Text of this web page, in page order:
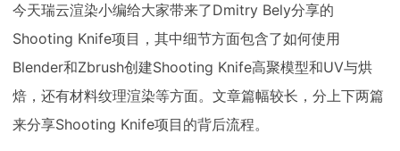
AI视频插帧
AI视频插帧
AI视频插帧
AI视频插帧
AI视频插帧
AI视频插帧
Blender 云渲染方案
Maya AI渲染方案
Blender 云渲染方案
Maya AI渲染方案
Blender 云渲染方案
Maya AI渲染方案
Blender 云渲染方案
Maya AI渲染方案
Blender 云渲染方案
Maya AI渲染方案
Blender 云渲染方案
Maya AI渲染方案
价格
效果图价格
云制作价格
效果图价格
云制作价格
效果图价格
云制作价格
效果图价格
云制作价格
效果图价格
云制作价格
效果图价格
云制作价格
案例
资讯&赛事
新闻资讯
渲染百科
渲染大赛
新闻资讯
渲染百科
渲染大赛
新闻资讯
渲染百科
渲染大赛
新闻资讯
渲染百科
渲染大赛
新闻资讯
渲染百科
渲染大赛
新闻资讯
渲染百科
渲染大赛
云渲染优惠攻略
云渲染优惠攻略
云渲染优惠攻略
云渲染优惠攻略
云渲染优惠攻略
云渲染优惠攻略
今天瑞云渲染小编给大家带来了Dmitry Bely分享的
Shooting Knife项目，其中细节方面包含了如何使用
Blender和Zbrush创建Shooting Knife高聚模型和UV与烘
焙，还有材料纹理渲染等方面。文章篇幅较长，分上下两篇
来分享Shooting Knife项目的背后流程。